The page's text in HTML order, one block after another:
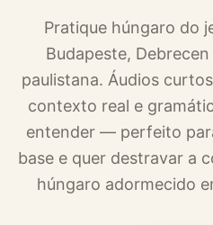
Pratique húngaro do
Budapeste,
paulistana. Áudios
contexto real e
entender — perfeito
base e quer destravar a
húngaro adormecido